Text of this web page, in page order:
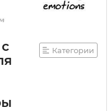
Категории